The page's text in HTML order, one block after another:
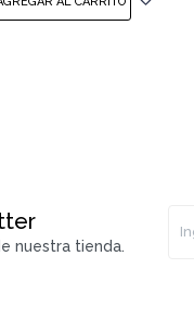
nuestra tienda.